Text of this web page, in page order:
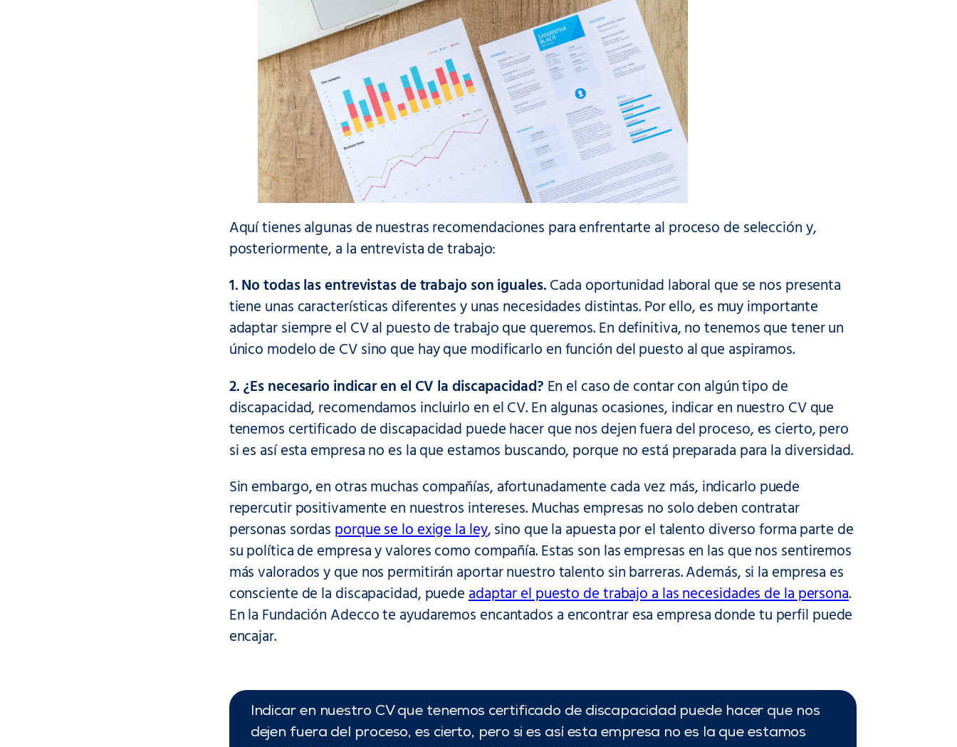
Aquí tienes algunas de nuestras recomendaciones para enfrentarte al proceso de selección y,
posteriormente, a la entrevista de trabajo:
1. No todas las entrevistas de trabajo son iguales.Cada oportunidad laboral que se nos presenta
tiene unas características diferentes y unas necesidades distintas. Por ello, es muy importante
adaptar siempre el CV al puesto de trabajo que queremos. En definitiva, no tenemos que tener un
único modelo de CV sino que hay que modificarlo en función del puesto al que aspiramos.
2. ¿Es necesario indicar en el CV la discapacidad? En el caso de contar con algún tipo de
discapacidad, recomendamos incluirlo en el CV. En algunas ocasiones, indicar en nuestro CV que
tenemos certificado de discapacidad puede hacer que nos dejen fuera del proceso, es cierto, pero
si es así esta empresa no es la que estamos buscando, porque no está preparada para la diversidad.
Sin embargo, en otras muchas compañías, afortunadamente cada vez más, indicarlo puede
repercutir positivamente en nuestros intereses. Muchas empresas no solo deben contratar
personas sordas porque se lo exige la ley, sino que la apuesta por el talento diverso forma parte de
su política de empresa y valores como compañía. Estas son las empresas en las que nos sentiremos
más valorados y que nos permitirán aportar nuestro talento sin barreras. Además, si la empresa es
consciente de la discapacidad, puedeadaptar el puesto de trabajo a las necesidades de la persona.
En la Fundación Adecco te ayudaremos encantados a encontrar esa empresa donde tu perfil puede
encajar.
Indicar en nuestro CV que tenemos certificado de discapacidad puede hacer que nos
dejen fuera del proceso, es cierto, pero si es así esta empresa no es la que estamos